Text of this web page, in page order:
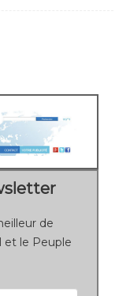
de
et le Peuple